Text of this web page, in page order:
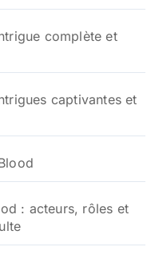
complète et
captivantes et
: acteurs, rôles et